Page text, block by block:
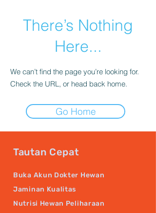
There’s Nothing
Here...
We can’t find the page you’re looking for.
Check the URL, or head back home.
Go Home
Tautan Cepat
Buka Akun Dokter Hewan
Jaminan Kualitas
Nutrisi Hewan Peliharaan